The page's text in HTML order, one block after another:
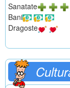
Sanatate
Bani
Dragoste